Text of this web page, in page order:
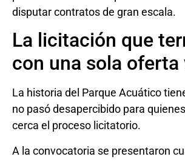
disputar contratos de gran escala.
La licitación que
con una sola oferta
La historia del Parque Acuático
no pasó desapercibido para
cerca el proceso licitatorio.
A la convocatoria se presentaron